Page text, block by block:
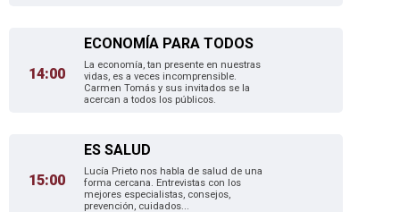
14:00
ECONOMÍA PARA TODOS
La economía, tan presente en nuestras
vidas, es a veces incomprensible.
Carmen Tomás y sus invitados se la
acercan a todos los públicos.
15:00
ES SALUD
Lucía Prieto nos habla de salud de una
forma cercana. Entrevistas con los
mejores especialistas, consejos,
prevención, cuidados...